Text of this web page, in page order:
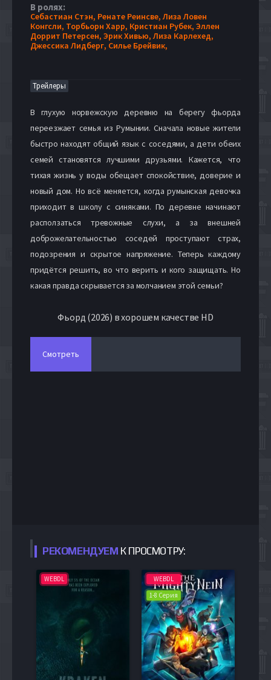
В ролях:
Себастиан Стэн, Ренате Реинсве,Лиза Ловен
Конгсли, Торбьорн Харр, Кристиан Рубек, Эллен
Доррит Петерсен, Эрик Хивью,Лиза Карлехед,
Джессика Лидберг, Силье Брейвик,
Трейлеры
В глухую норвежскую деревню на берегу фьорда
переезжает семья из Румынии. Сначала новые жители
быстро находят общий язык с соседями, а дети обеих
семей становятся лучшими друзьями. Кажется, что
тихая жизнь у воды обещает спокойствие, доверие и
новый дом. Но всё меняется, когда румынская девочка
приходит в школу с синяками. По деревне начинают
расползаться тревожные слухи, а за внешней
доброжелательностью соседей проступают страх,
подозрения и скрытое напряжение. Теперь каждому
придётся решить, во что верить и кого защищать. Но
какая правда скрывается за молчанием этой семьи?
Фьорд (2026) в хорошем качестве HD
Смотреть
РЕКОМЕНДУЕМ К ПРОСМОТРУ:
WEBDL
WEBDL
1-8 Серия